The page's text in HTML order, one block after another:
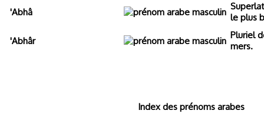
'Abhâ
le plus
'Abhâr
Pluriel
mers.
Index des prénoms arabes